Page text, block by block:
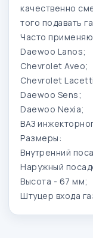
качественно
того подавать
Часто
Daewoo Lanos;
Chevrolet Aveo;
Chevrolet
Daewoo Sens;
Daewoo Nexia;
ВАЗ
Размеры:
Внутренний
Наружный
Высота - 67 мм;
Штуцер входа